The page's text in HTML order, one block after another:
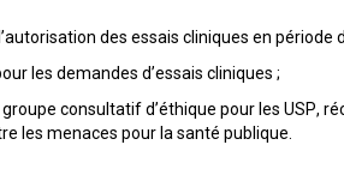
des essais cliniques en
les demandes d’essais cliniques ;
groupe consultatif d’éthique pour les USP,
les menaces pour la santé publique.